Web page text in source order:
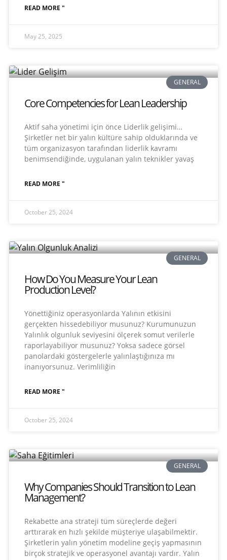
READ MORE "
May 25, 2025
GENERAL
Core Competencies for Lean Leadership
Aktif saha yönetimi için önce Liderlik gelişimi…
Şirketler net bir yalın kültüre sahip olduklarında ve
tüm organizasyon tarafından liderlik kavramı
benimsendiğinde, uygulanan yalın teknikler yavaş
READ MORE "
October 25, 2024
GENERAL
How Do You Measure Your Lean
Production Level?
Yönettiğiniz operasyonlarda Yalının etkisini
gerçekten hissedebiliyor musunuz? Kurumunuzun
Yalınlık olgunluk seviyesini ölçerek somut verilerle
raporlayabiliyor musunuz? Yoksa sadece görsel
panolardaki göstergelerle yalınlaştığınıza mı
inanıyorsunuz. Verimliliğin
READ MORE "
October 25, 2024
GENERAL
Why Companies Should Transition to Lean
Management?
Rekabette ana strateji tüm süreçlerde değeri
arttırarak en hızlı şekilde müşteriye ulaşabilmektir.
Şirketlerin yalın yönetim modeline geçiş yapmasının
birçok stratejik ve operasyonel avantajı vardır. Yalın